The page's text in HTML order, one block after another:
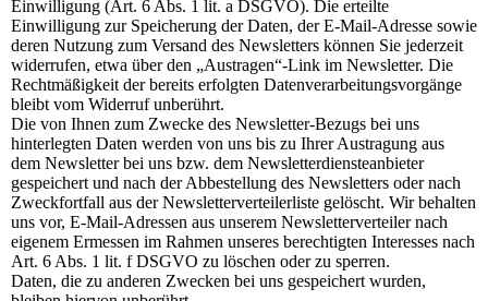
Einwilligung (Art. 6 Abs. 1 lit. a DSGVO). Die erteilte
Einwilligung zur Speicherung der Daten, der E-Mail-Adresse sowie
deren Nutzung zum Versand des Newsletters können Sie jederzeit
widerrufen, etwa über den „Austragen“-Link im Newsletter. Die
Rechtmäßigkeit der bereits erfolgten Datenverarbeitungsvorgänge
bleibt vom Widerruf unberührt.
Die von Ihnen zum Zwecke des Newsletter-Bezugs bei uns
hinterlegten Daten werden von uns bis zu Ihrer Austragung aus
dem Newsletter bei uns bzw. dem Newsletterdiensteanbieter
gespeichert und nach der Abbestellung des Newsletters oder nach
Zweckfortfall aus der Newsletterverteilerliste gelöscht. Wir behalten
uns vor, E-Mail-Adressen aus unserem Newsletterverteiler nach
eigenem Ermessen im Rahmen unseres berechtigten Interesses nach
Art. 6 Abs. 1 lit. f DSGVO zu löschen oder zu sperren.
Daten, die zu anderen Zwecken bei uns gespeichert wurden,